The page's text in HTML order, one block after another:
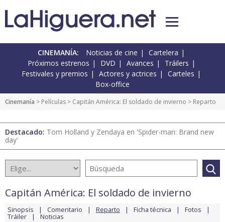
CINEMANÍA: Noticias de cine
Cartelera
Próximos estrenos
DVD Avances
Tráilers
Festivales y premios
Actores y actrices
Carteles
Box-office
Cinemanía > Películas > Capitán América: El soldado de invierno > Reparto
Destacado: Tom Holland y Zendaya en 'Spider-man: Brand new
day'
Capitán América: El soldado de invierno
Sinopsis Comentario Reparto Ficha técnica Fotos
Tráiler Noticias